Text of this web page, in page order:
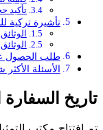
تأكيد
تأشيرة تركية
طلب الحصول
الأسئلة
تاريخ السفارة